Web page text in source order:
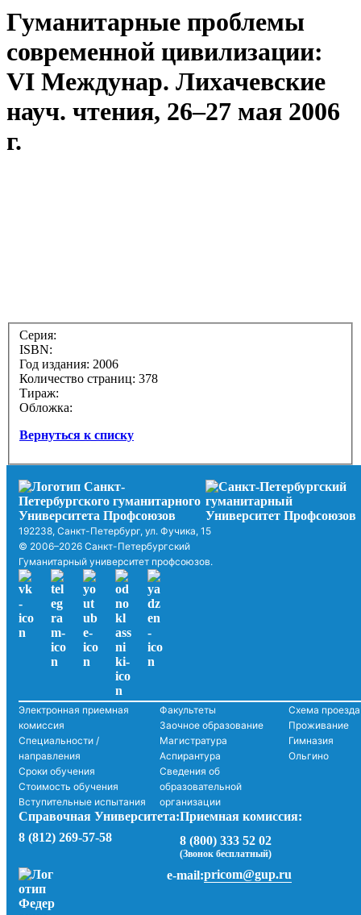
Гуманитарные проблемы
современной цивилизации:
VI Междунар. Лихачевские
науч. чтения, 26–27 мая 2006
г.
Серия:
ISBN:
Год издания: 2006
Количество страниц: 378
Тираж:
Обложка:
Вернуться к списку
192238, Санкт-Петербург, ул. Фучика, 15
© 2006–2026 Санкт-Петербургский
Гуманитарный университет профсоюзов.
Электронная приемная
комиссия
Специальности /
направления
Сроки обучения
Стоимость обучения
Вступительные испытания
Факультеты
Заочное образование
Магистратура
Аспирантура
Сведения об
образовательной
организации
Схема проезда
Проживание
Гимназия
Ольгино
Справочная Университета:
8 (812) 269-57-58
Приемная комиссия:
8 (800) 333 52 02
(Звонок бесплатный)
e-mail:pricom@gup.ru